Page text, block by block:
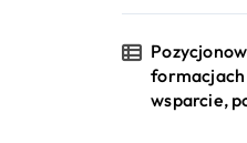
formacjach
wsparcie,